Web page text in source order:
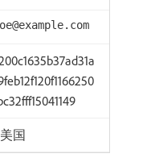
国